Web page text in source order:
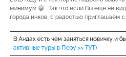
минимум 😄 . Так что если Вы еще не
города инков, с радостью приглашаем
В Андах есть чем заняться новичку и
активные туры в Перу >> ТУТ)